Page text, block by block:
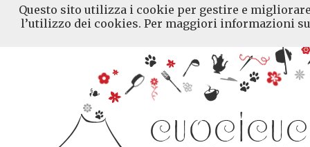
Questo sito utilizza i cookie per gestire e
l’utilizzo dei cookies. Per maggiori informazioni